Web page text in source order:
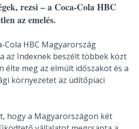
rezsi – a Coca-Cola HBC
az emelés.
Cola HBC Magyarország
az Indexnek beszélt többek közt
élte meg az elmúlt időszakot és a
környezetet az üdítőpiaci
hogy a Magyarországon két